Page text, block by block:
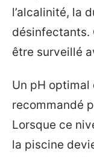
l’alcalinité, la
désinfectants.
être surveillé
Un pH optimal
recommandé
Lorsque ce
la piscine